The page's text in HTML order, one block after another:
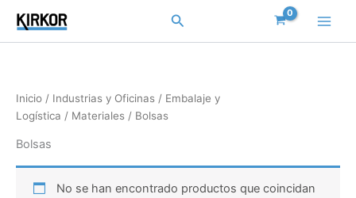
contenido
Buscar
Inicio / Industrias y Oficinas / Embalaje y
Logística / Materiales / Bolsas
Bolsas
No se han encontrado productos que coincidan